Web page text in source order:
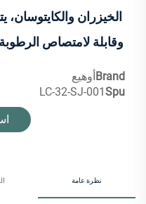
الخيزران والكايتوسان،
وقابلة لامتصاص
Brand أوهيع
Spu
LC-32-SJ-001
نظرة عامة